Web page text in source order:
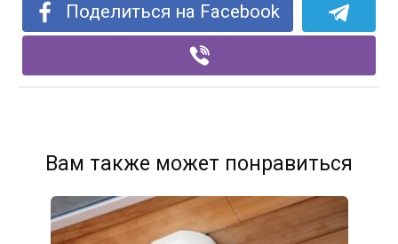
Поделиться на Facebook
Вам также может понравиться